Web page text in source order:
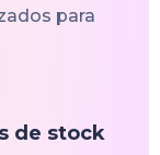
para
de stock